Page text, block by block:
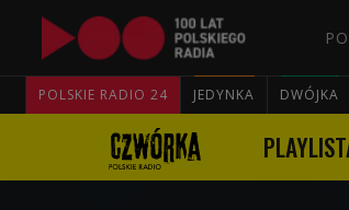
POLSKIE RADIO 24 JEDYNKA DWÓJKA